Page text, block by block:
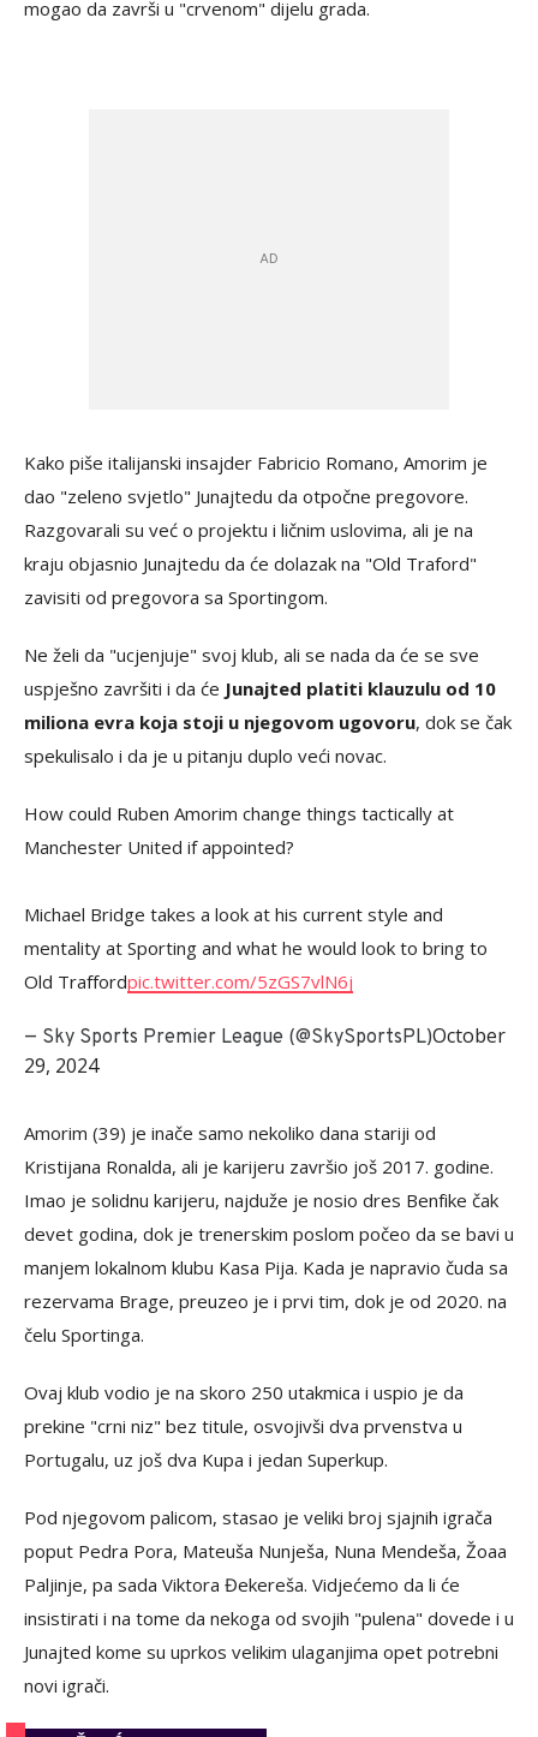
mogao da završi u "crvenom" dijelu grada.
Kako piše italijanski insajder Fabricio Romano, Amorim je
dao "zeleno svjetlo" Junajtedu da otpočne pregovore.
Razgovarali su već o projektu i ličnim uslovima, ali je na
kraju objasnio Junajtedu da će dolazak na "Old Traford"
zavisiti od pregovora sa Sportingom.
Ne želi da "ucjenjuje" svoj klub, ali se nada da će se sve
uspješno završiti i da će Junajted platiti klauzulu od 10
miliona evra koja stoji u njegovom ugovoru, dok se čak
spekulisalo i da je u pitanju duplo veći novac.
How could Ruben Amorim change things tactically at
Manchester United if appointed?
Michael Bridge takes a look at his current style and
mentality at Sporting and what he would look to bring to
Old Traffordpic.twitter.com/5zGS7vlN6j
— Sky Sports Premier League (@SkySportsPL)October
29, 2024
Amorim (39) je inače samo nekoliko dana stariji od
Kristijana Ronalda, ali je karijeru završio još 2017. godine.
Imao je solidnu karijeru, najduže je nosio dres Benfike čak
devet godina, dok je trenerskim poslom počeo da se bavi u
manjem lokalnom klubu Kasa Pija. Kada je napravio čuda sa
rezervama Brage, preuzeo je i prvi tim, dok je od 2020. na
čelu Sportinga.
Ovaj klub vodio je na skoro 250 utakmica i uspio je da
prekine "crni niz" bez titule, osvojivši dva prvenstva u
Portugalu, uz još dva Kupa i jedan Superkup.
Pod njegovom palicom, stasao je veliki broj sjajnih igrača
poput Pedra Pora, Mateuša Nunješa, Nuna Mendeša, Žoaa
Paljinje, pa sada Viktora Đekereša. Vidjećemo da li će
insistirati i na tome da nekoga od svojih "pulena" dovede i u
Junajted kome su uprkos velikim ulaganjima opet potrebni
novi igrači.